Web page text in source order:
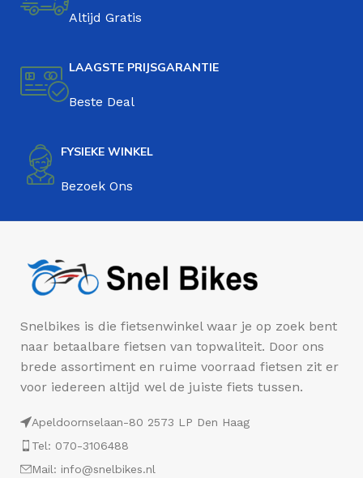
Altijd Gratis
LAAGSTE PRIJSGARANTIE
Beste Deal
FYSIEKE WINKEL
Bezoek Ons
Snelbikes is die fietsenwinkel waar je op zoek bent
naar betaalbare fietsen van topwaliteit. Door ons
brede assortiment en ruime voorraad fietsen zit er
voor iedereen altijd wel de juiste fiets tussen.
Apeldoornselaan-80 2573 LP Den Haag
Tel: 070-3106488
Mail: info@snelbikes.nl